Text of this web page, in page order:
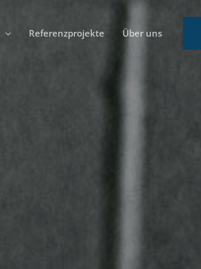
Referenzprojekte Über uns